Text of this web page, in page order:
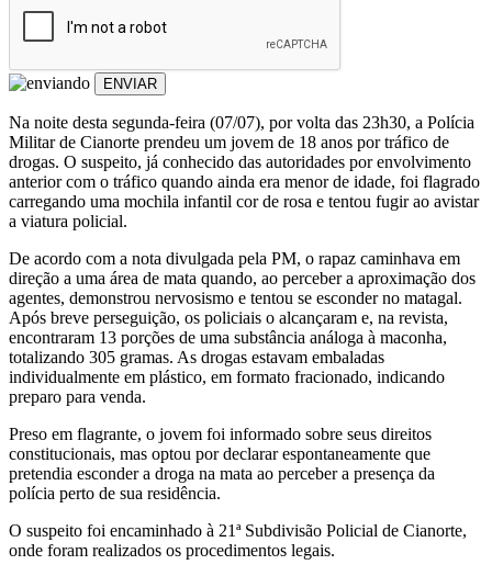
ENVIAR
Na noite desta segunda-feira (07/07), por volta das 23h30, a Polícia
Militar de Cianorte prendeu um jovem de 18 anos por tráfico de
drogas. O suspeito, já conhecido das autoridades por envolvimento
anterior com o tráfico quando ainda era menor de idade, foi flagrado
carregando uma mochila infantil cor de rosa e tentou fugir ao avistar
a viatura policial.
De acordo com a nota divulgada pela PM, o rapaz caminhava em
direção a uma área de mata quando, ao perceber a aproximação dos
agentes, demonstrou nervosismo e tentou se esconder no matagal.
Após breve perseguição, os policiais o alcançaram e, na revista,
encontraram 13 porções de uma substância análoga à maconha,
totalizando 305 gramas. As drogas estavam embaladas
individualmente em plástico, em formato fracionado, indicando
preparo para venda.
Preso em flagrante, o jovem foi informado sobre seus direitos
constitucionais, mas optou por declarar espontaneamente que
pretendia esconder a droga na mata ao perceber a presença da
polícia perto de sua residência.
O suspeito foi encaminhado à 21ª Subdivisão Policial de Cianorte,
onde foram realizados os procedimentos legais.